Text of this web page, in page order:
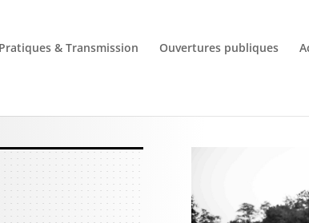
Pratiques & Transmission Ouvertures publiques